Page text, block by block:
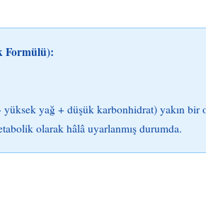
Formülü):
yağ + düşük karbonhidrat) yakın bir
olarak hâlâ uyarlanmış durumda.